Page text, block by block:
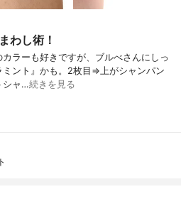
わし術！
カラーも好きですが、ブルべさんにしっ
ミント』かも。2枚目⇒上がシャンパン
シャ…続きを見る